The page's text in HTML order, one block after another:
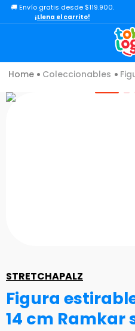
🚚 Envío gratis desde $119.900.
¡Llena el carrito!
Coleccionables
STRETCHAPALZ
Figura
14 cm Ramkar
TÉRMINOS MÁS BUSCADOS
3.
carro
4